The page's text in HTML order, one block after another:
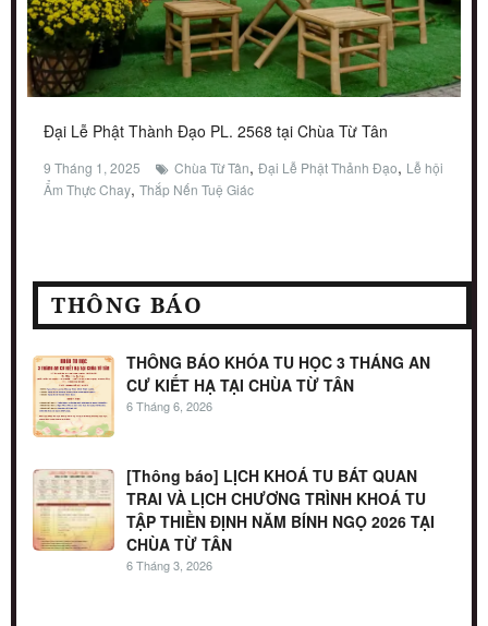
Đại Lễ Phật Thành Đạo PL. 2568 tại Chùa Từ Tân
9 Tháng 1, 2025 Chùa Từ Tân, Đại Lễ Phật Thảnh Đạo, Lễ hội
Ẩm Thực Chay, Thắp Nến Tuệ Giác
THÔNG BÁO
THÔNG BÁO KHÓA TU HỌC 3 THÁNG AN
CƯ KIẾT HẠ TẠI CHÙA TỪ TÂN
6 Tháng 6, 2026
[Thông báo] LỊCH KHOÁ TU BÁT QUAN
TRAI VÀ LỊCH CHƯƠNG TRÌNH KHOÁ TU
TẬP THIỀN ĐỊNH NĂM BÍNH NGỌ 2026 TẠI
CHÙA TỪ TÂN
6 Tháng 3, 2026